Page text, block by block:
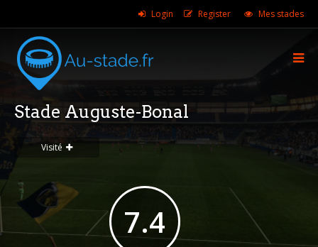
Login Register Mes stades
Stade Auguste-Bonal
Visité
7.4